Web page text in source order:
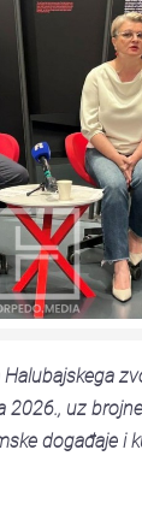
2026., uz
događaje i